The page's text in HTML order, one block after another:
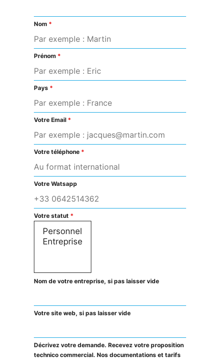
Nom *
Prénom *
Pays *
Votre Email *
Votre téléphone *
Votre Watsapp
Votre statut *
Nom de votre entreprise, si pas laisser vide
Votre site web, si pas laisser vide
Décrivez votre demande. Recevez votre proposition
technico commercial. Nos documentations et tarifs